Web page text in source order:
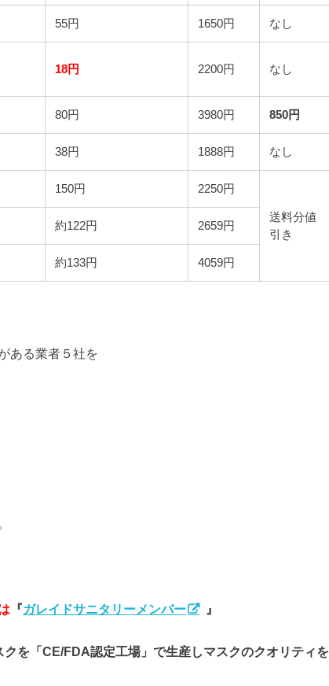
55円 1650円 なし
18円 2200円 なし
80円 3980円 850円
38円 1888円 なし
150円 2250円
送料分値
引き
約122円 2659円
約133円 4059円
ある業者５社を
『ガレイドサニタリーメンバー 』
を「CE/FDA認定工場」で生産しマスクのクオリティを